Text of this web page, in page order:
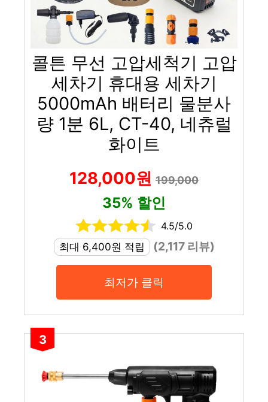
콜튼 무선 고압세척기 고압
세차기 휴대용 세차기
5000mAh 배터리 물분사
량 1분 6L, CT-40, 네츄럴
화이트
128,000원 199,000
35% 할인
4.5/5.0
최대 6,400원 적립
(2,117 리뷰)
최저가 클릭
3